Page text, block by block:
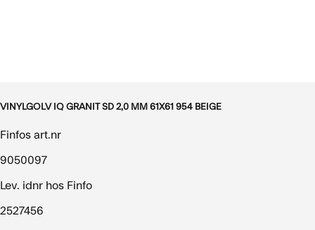
VINYLGOLV IQ GRANIT SD 2,0 MM 61X61 954 BEIGE
Finfos art.nr
9050097
Lev. idnr hos Finfo
2527456